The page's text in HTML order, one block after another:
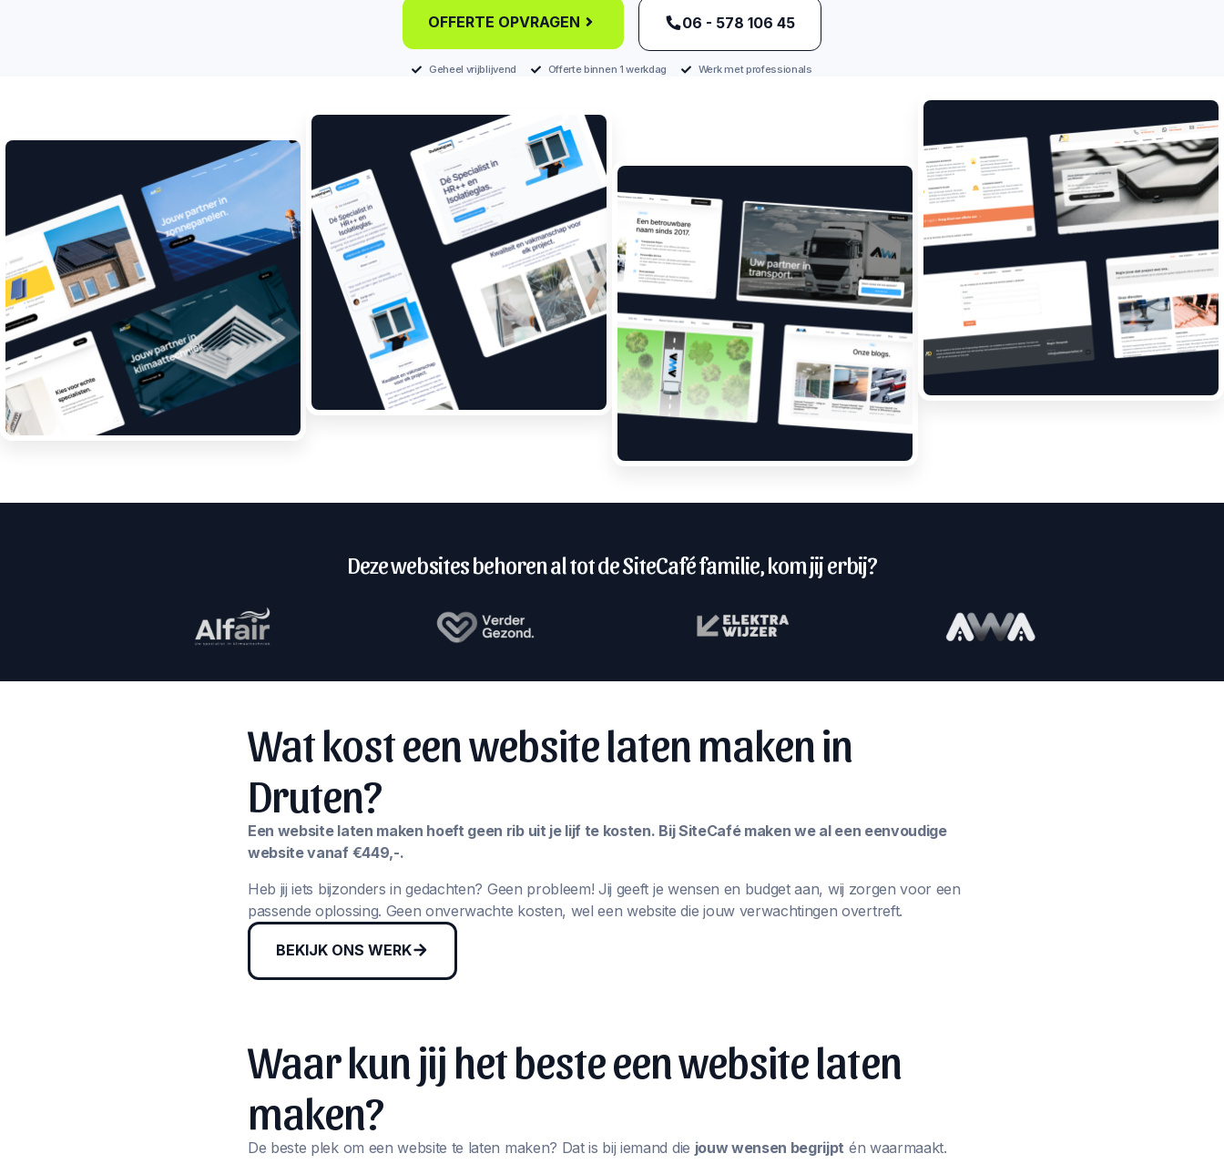
OFFERTE OPVRAGEN ‪06 - 578 106 45‬
Geheel vrijblijvend Offerte binnen 1 werkdag Werk met professionals
Deze websites behoren al tot de SiteCafé familie, kom jij erbij?
Wat kost een website laten maken in
Druten?
Een website laten maken hoeft geen rib uit je lijf te kosten. Bij SiteCafé maken we al een eenvoudige
website vanaf €449,-.
Heb jij iets bijzonders in gedachten? Geen probleem! Jij geeft je wensen en budget aan, wij zorgen voor een
passende oplossing. Geen onverwachte kosten, wel een website die jouw verwachtingen overtreft.
BEKIJK ONS WERK
Waar kun jij het beste een website laten
maken?
De beste plek om een website te laten maken? Dat is bij iemand die jouw wensen begrijpt én waarmaakt.